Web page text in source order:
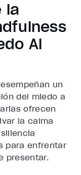
la
Al
un
del miedo a
ofrecen
la calma
para enfrentar
presentar.